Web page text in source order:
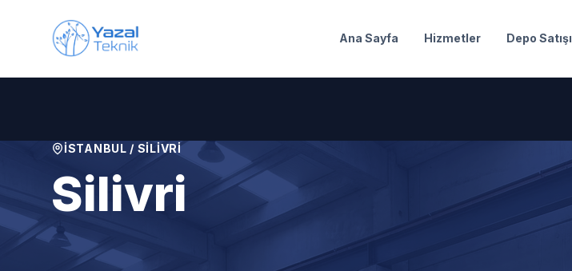
Ana Sayfa Hizmetler Depo Satışı
İSTANBUL / SILIVRI
Silivri
Su Deposu Temizliği